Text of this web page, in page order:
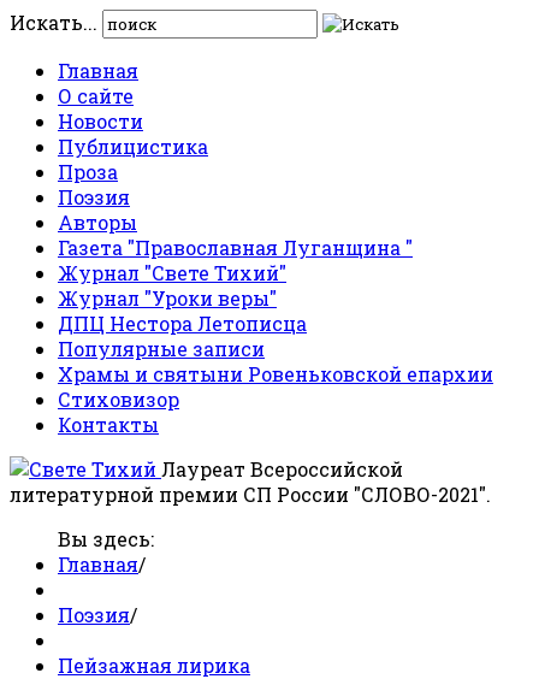
Искать...
Главная
О сайте
Новости
Публицистика
Проза
Поэзия
Авторы
Газета "Православная Луганщина "
Журнал "Свете Тихий"
Журнал "Уроки веры"
ДПЦ Нестора Летописца
Популярные записи
Храмы и святыни Ровеньковской епархии
Стиховизор
Контакты
Лауреат Всероссийской
литературной премии СП России "СЛОВО-2021".
Вы здесь:
Главная/
Поэзия/
Пейзажная лирика